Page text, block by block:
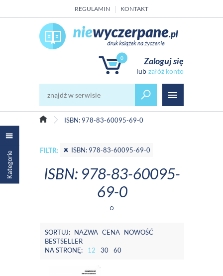
REGULAMIN KONTAKT
0 Zaloguj się
załóż konto
ISBN: 978-83-60095-69-0
Kategorie FILTR: ISBN: 978-83-60095-69-0
ISBN: 978-83-60095-
69-0
SORTUJ: NAZWA CENA NOWOŚĆ
BESTSELLER
NA STRONĘ:
12 30 60